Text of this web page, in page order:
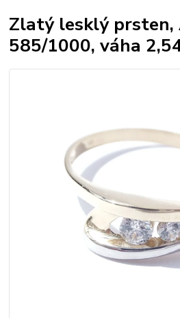
Zlatý lesklý prsten,
585/1000, váha